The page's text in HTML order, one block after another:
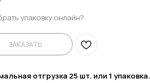
упаковку онлайн?
ЗАКАЗАТЬ
отгрузка 25 шт. или 1 упаковка.